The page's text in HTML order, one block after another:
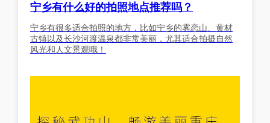
宁乡有什么好的拍照地点推荐吗？
宁乡有很多适合拍照的地方，比如宁乡的雾恋山、黄材
古镇以及长沙河渡温泉都非常美丽，尤其适合拍摄自然
风光和人文景观哦！